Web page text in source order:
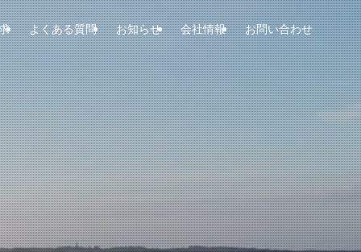
よくある質問 お知らせ 会社情報 お問い合わせ